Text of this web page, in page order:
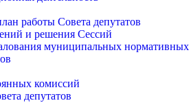
работы Совета депутатов
и решения Сессий
муниципальных нормативных
комиссий
депутатов